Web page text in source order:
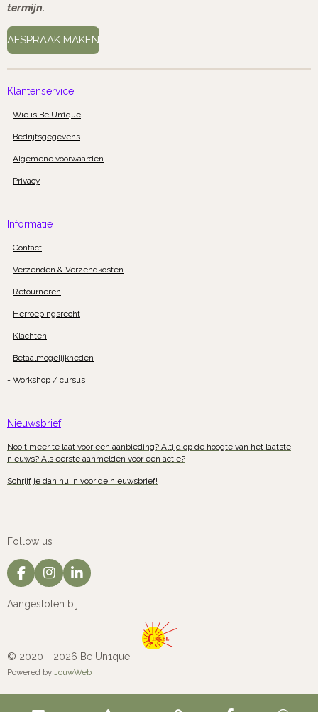
termijn.
AFSPRAAK MAKEN
Klantenservice
- Wie is Be Un1que
- Bedrijfsgegevens
- Algemene voorwaarden
- Privacy
Informatie
- Contact
- Verzenden & Verzendkosten
- Retourneren
- Herroepingsrecht
- Klachten
- Betaalmogelijkheden
- Workshop / cursus
Nieuwsbrief
Nooit meer te laat voor een aanbieding? Altijd op de hoogte van het laatste
nieuws? Als eerste aanmelden voor een actie?
Schrijf je dan nu in voor de nieuwsbrief!
Follow us
F
a
c
o
k
I
n
s
r
a
m
L
i
n
I
n
Aangesloten bij:
© 2020 - 2026 Be Un1que
Powered by JouwWeb